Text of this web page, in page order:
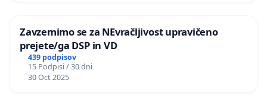
Zavzemimo se za NEvračljivost upravičeno
prejete/ga DSP in VD
439 podpisov
15 Podpisi / 30 dni
30 Oct 2025